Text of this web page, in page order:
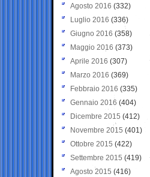
Agosto 2016 (332)
Luglio 2016 (336)
Giugno 2016 (358)
Maggio 2016 (373)
Aprile 2016 (307)
Marzo 2016 (369)
Febbraio 2016 (335)
Gennaio 2016 (404)
Dicembre 2015 (412)
Novembre 2015 (401)
Ottobre 2015 (422)
Settembre 2015 (419)
Agosto 2015 (416)